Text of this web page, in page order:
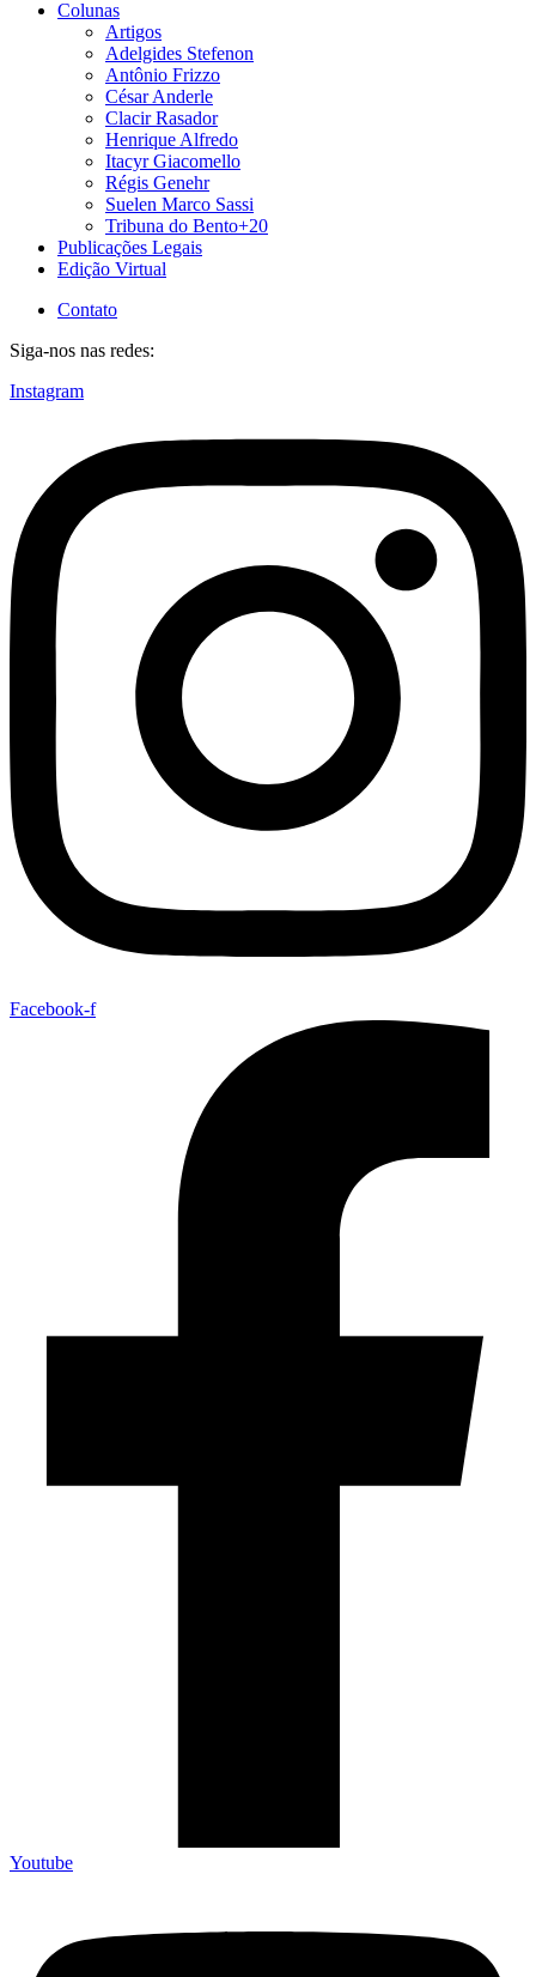
Colunas
Artigos
Adelgides Stefenon
Antônio Frizzo
César Anderle
Clacir Rasador
Henrique Alfredo
Itacyr Giacomello
Régis Genehr
Suelen Marco Sassi
Tribuna do Bento+20
Publicações Legais
Edição Virtual
Contato
Siga-nos nas redes:
Instagram
Facebook-f
Youtube